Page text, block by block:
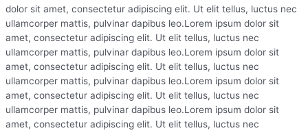
dolor sit amet, consectetur adipiscing elit. Ut elit tellus, luctus nec
ullamcorper mattis, pulvinar dapibus leo.Lorem ipsum dolor sit
amet, consectetur adipiscing elit. Ut elit tellus, luctus nec
ullamcorper mattis, pulvinar dapibus leo.Lorem ipsum dolor sit
amet, consectetur adipiscing elit. Ut elit tellus, luctus nec
ullamcorper mattis, pulvinar dapibus leo.Lorem ipsum dolor sit
amet, consectetur adipiscing elit. Ut elit tellus, luctus nec
ullamcorper mattis, pulvinar dapibus leo.Lorem ipsum dolor sit
amet, consectetur adipiscing elit. Ut elit tellus, luctus nec